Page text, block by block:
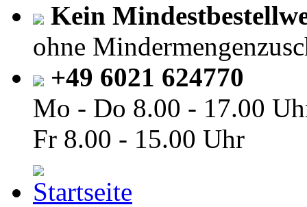
Kein
ohne
+49 6021 624770
Mo - Do 8.00 - 17.00
Fr 8.00 - 15.00 Uhr